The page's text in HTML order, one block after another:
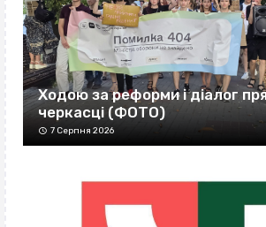
Ходою за реформи і діалог
черкасці (ФОТО)
7 Серпня 2026